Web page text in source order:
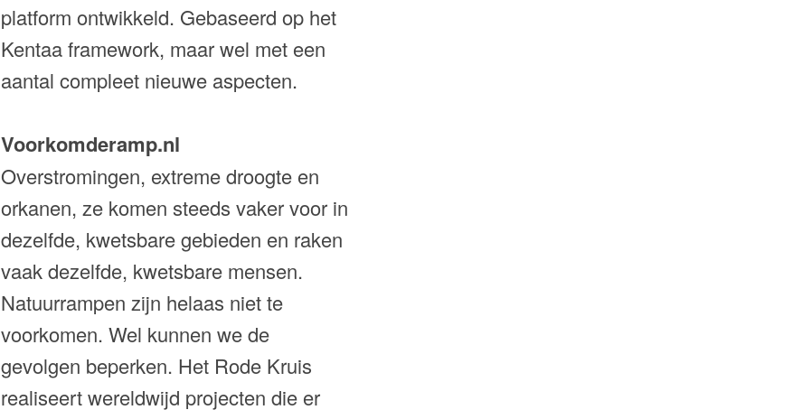
platform ontwikkeld. Gebaseerd op het
Kentaa framework, maar wel met een
aantal compleet nieuwe aspecten.
Voorkomderamp.nl
Overstromingen, extreme droogte en
orkanen, ze komen steeds vaker voor in
dezelfde, kwetsbare gebieden en raken
vaak dezelfde, kwetsbare mensen.
Natuurrampen zijn helaas niet te
voorkomen. Wel kunnen we de
gevolgen beperken. Het Rode Kruis
realiseert wereldwijd projecten die er